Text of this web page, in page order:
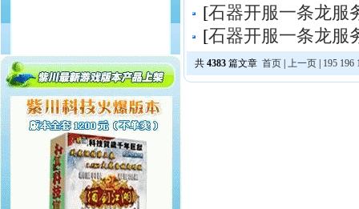
[石器开服一条龙服
[石器开服一条龙服
共 4383 篇文章 首页 上一页 195 196